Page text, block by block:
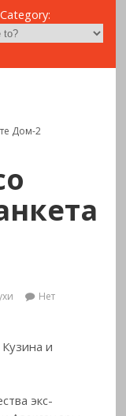
Дом-2
Нет
и
экс-